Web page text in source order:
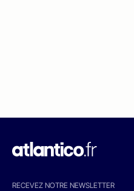
RECEVEZ NOTRE NEWSLETTER